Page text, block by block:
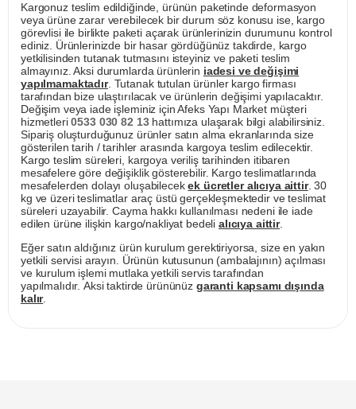
Kargonuz teslim edildiğinde, ürünün paketinde deformasyon
veya ürüne zarar verebilecek bir durum söz konusu ise, kargo
görevlisi ile birlikte paketi açarak ürünlerinizin durumunu kontrol
ediniz. Ürünlerinizde bir hasar gördüğünüz takdirde, kargo
yetkilisinden tutanak tutmasını isteyiniz ve paketi teslim
almayınız. Aksi durumlarda ürünlerin iadesi ve değişimi
yapılmamaktadır. Tutanak tutulan ürünler kargo firması
tarafından bize ulaştırılacak ve ürünlerin değişimi yapılacaktır.
Değişim veya iade işleminiz için Afeks Yapı Market müşteri
hizmetleri0533 030 82 13hattımıza ulaşarak bilgi alabilirsiniz.
Sipariş oluşturduğunuz ürünler satın alma ekranlarında size
gösterilen tarih / tarihler arasında kargoya teslim edilecektir.
Kargo teslim süreleri, kargoya veriliş tarihinden itibaren
mesafelere göre değişiklik gösterebilir. Kargo teslimatlarında
mesafelerden dolayı oluşabilecekek ücretler alıcıya aittir. 30
kg ve üzeri teslimatlar araç üstü gerçekleşmektedir ve teslimat
süreleri uzayabilir. Cayma hakkı kullanılması nedeni ile iade
edilen ürüne ilişkin kargo/nakliyat bedeli alıcıya aittir.
Eğer satın aldığınız ürün kurulum gerektiriyorsa, size en yakın
yetkili servisi arayın. Ürünün kutusunun (ambalajının) açılması
ve kurulum işlemi mutlaka yetkili servis tarafından
yapılmalıdır. Aksi taktirde ürününüz garanti kapsamı dışında
kalır.